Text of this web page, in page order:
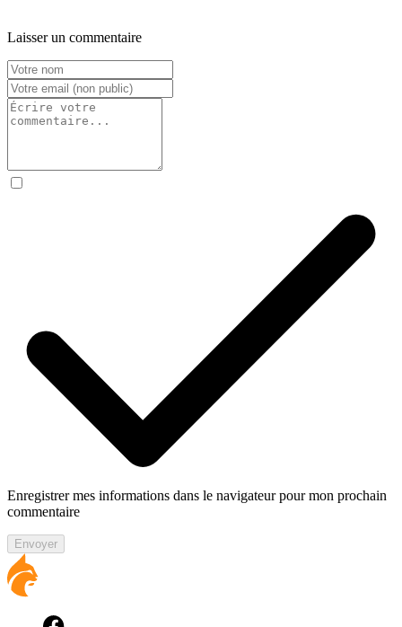
Laisser un commentaire
Enregistrer mes informations dans le navigateur pour mon prochain
commentaire
Envoyer